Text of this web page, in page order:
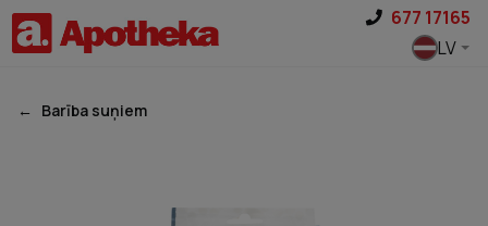
677 17165
LV
Barība suņiem